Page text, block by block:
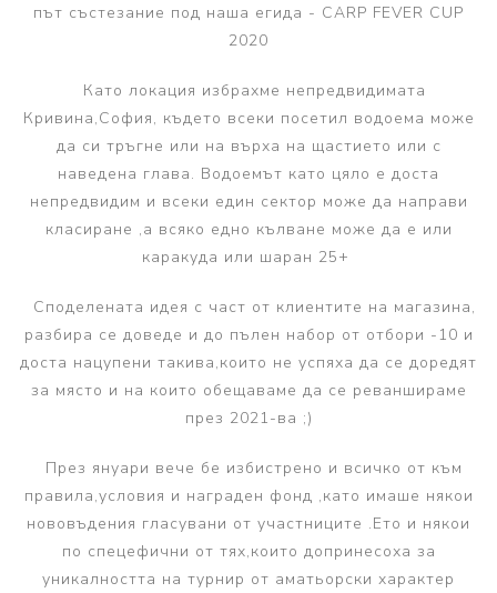
път състезание под наша егида - CARP FEVER CUP
2020
Като локация избрахме непредвидимата
Кривина,София, където всеки посетил водоема може
да си тръгне или на върха на щастието или с
наведена глава. Водоемът като цяло е доста
непредвидим и всеки един сектор може да направи
класиране ,а всяко едно кълване може да е или
каракуда или шаран 25+
Споделената идея с част от клиентите на магазина,
разбира се доведе и до пълен набор от отбори -10 и
доста нацупени такива,които не успяха да се доредят
за място и на които обещаваме да се реваншираме
през 2021-ва ;)
През януари вече бе избистрено и всичко от към
правила,условия и награден фонд ,като имаше някои
нововъдения гласувани от участниците .Ето и някои
по спецефични от тях,които допринесоха за
уникалността на турнир от аматьорски характер